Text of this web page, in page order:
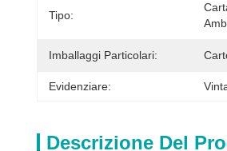
Tipo:
Imballaggi Particolari:
Evidenziare:
Descrizione Del